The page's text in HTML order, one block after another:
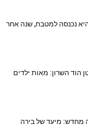
נכנסה למטבח, שנה אחר
הוד השרון: מאות ילדים
מחדש: מיעד של בירה